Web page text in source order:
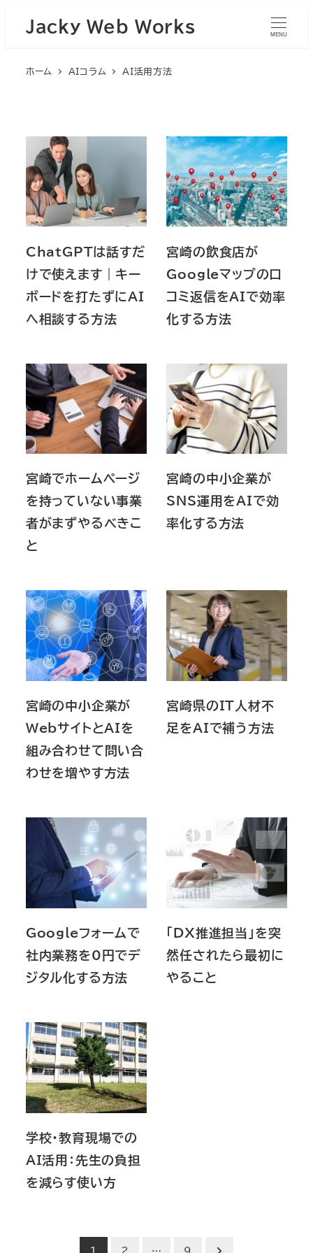
Jacky Web Works MENU
ホーム AIコラム AI活用方法
ChatGPTは話すだ
けで使えます｜キー
ボードを打たずにAI
へ相談する方法
宮崎の飲食店が
Googleマップの口
コミ返信をAIで効率
化する方法
宮崎でホームページ
を持っていない事業
者がまずやるべきこ
と
宮崎の中小企業が
SNS運用をAIで効
率化する方法
宮崎の中小企業が
WebサイトとAIを
組み合わせて問い合
わせを増やす方法
宮崎県のIT人材不
足をAIで補う方法
Googleフォームで
社内業務を0円でデ
ジタル化する方法
「DX推進担当」を突
然任されたら最初に
やること
学校・教育現場での
AI活用：先生の負担
を減らす使い方
1 2 … 9